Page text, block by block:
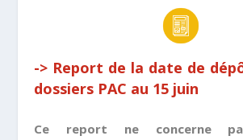
-> Report de la date de
dossiers PAC au 15 juin
Ce report ne concerne